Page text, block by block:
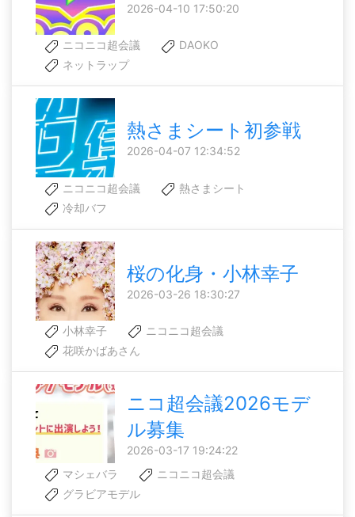
2026-04-10 17:50:20
ニコニコ超会議
DAOKO
ネットラップ
熱さまシート初参戦
2026-04-07 12:34:52
ニコニコ超会議
熱さまシート
冷却バフ
桜の化身・小林幸子
2026-03-26 18:30:27
小林幸子
ニコニコ超会議
花咲かばあさん
ニコ超会議2026モデ
ル募集
2026-03-17 19:24:22
マシェバラ
ニコニコ超会議
グラビアモデル